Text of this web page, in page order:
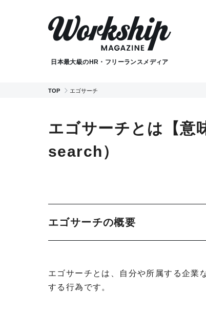
日本最大級のHR・フリーランスメディア
TOP エゴサーチ
エゴサーチとは【意
search）
エゴサーチの概要
エゴサーチとは、自分や所属する企業
する行為です。